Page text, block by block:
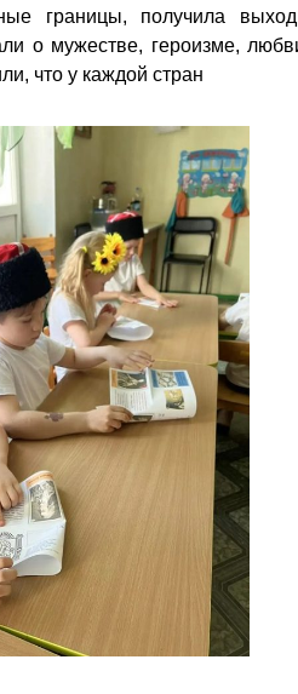
границы, получила
о мужестве, героизме,
что у каждой стран